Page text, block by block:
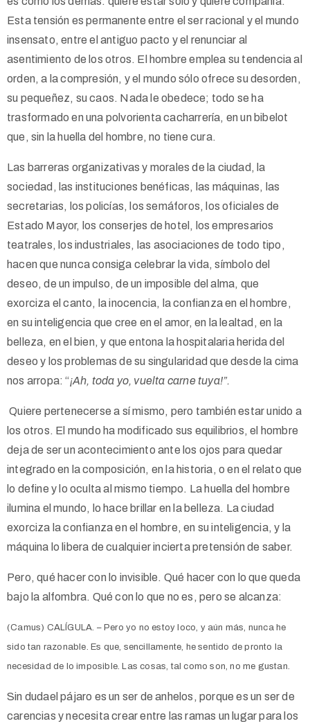
Esta tensión es permanente entre el ser racional y el mundo
insensato, entre el antiguo pacto y el renunciar al
asentimiento de los otros. El hombre emplea su tendencia al
orden, a la compresión, y el mundo sólo ofrece su desorden,
su pequeñez, su caos. Nada le obedece; todo se ha
trasformado en una polvorienta cacharrería, en un bibelot
que, sin la huella del hombre, no tiene cura.
Las barreras organizativas y morales de la ciudad, la
sociedad, las instituciones benéficas, las máquinas, las
secretarias, los policías, los semáforos, los oficiales de
Estado Mayor, los conserjes de hotel, los empresarios
teatrales, los industriales, las asociaciones de todo tipo,
hacen que nunca consiga celebrar la vida, símbolo del
deseo, de un impulso, de un imposible del alma, que
exorciza el canto, la inocencia, la confianza en el hombre,
en su inteligencia que cree en el amor, en la lealtad, en la
belleza, en el bien, y que entona la hospitalaria herida del
deseo y los problemas de su singularidad que desde la cima
nos arropa: “¡Ah, toda yo, vuelta carne tuya!”.
Quiere pertenecerse a sí mismo, pero también estar unido a
los otros. El mundo ha modificado sus equilibrios, el hombre
deja de ser un acontecimiento ante los ojos para quedar
integrado en la composición, en la historia, o en el relato que
lo define y lo oculta al mismo tiempo. La huella del hombre
ilumina el mundo, lo hace brillar en la belleza. La ciudad
exorciza la confianza en el hombre, en su inteligencia, y la
máquina lo libera de cualquier incierta pretensión de saber.
Pero, qué hacer con lo invisible. Qué hacer con lo que queda
bajo la alfombra. Qué con lo que no es, pero se alcanza:
(Camus) CALÍGULA. – Pero yo no estoy loco, y aún más, nunca he
sido tan razonable. Es que, sencillamente, he sentido de pronto la
necesidad de lo imposible. Las cosas, tal como son, no me gustan.
Sin dudael pájaro es un ser de anhelos, porque es un ser de
carencias y necesita crear entre las ramas un lugar para los